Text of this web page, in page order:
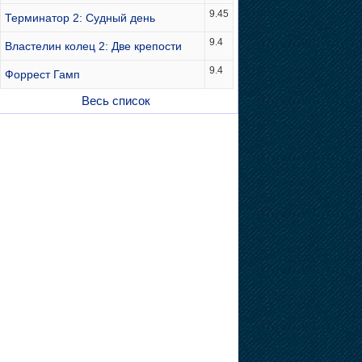
Терминатор 2: Судный день 9.45
Властелин колец 2: Две крепости 9.4
Форрест Гамп 9.4
Весь список